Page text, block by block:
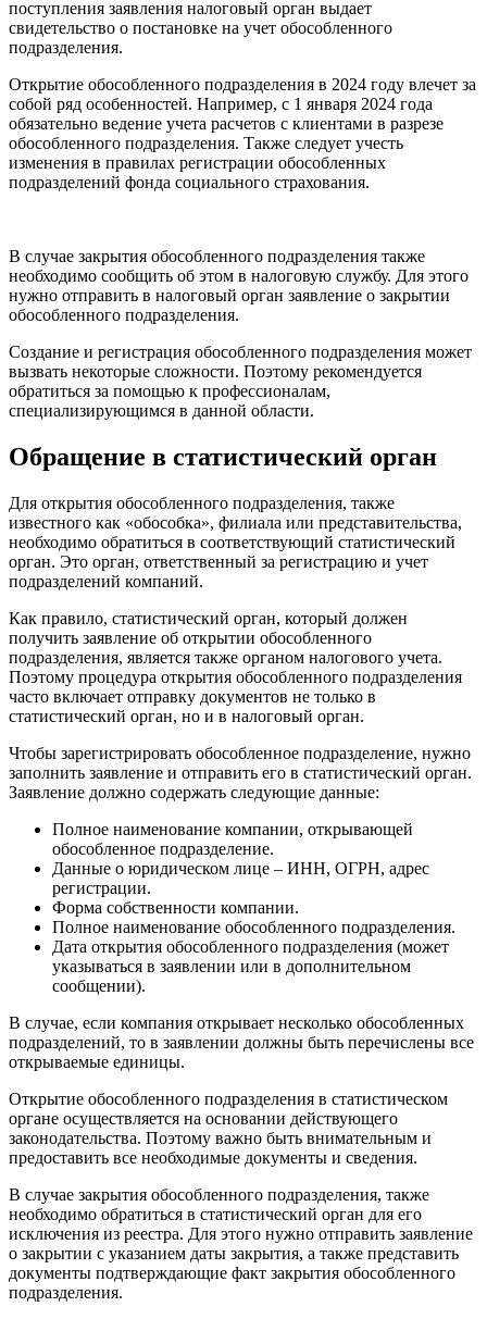
поступления заявления налоговый орган выдает
свидетельство о постановке на учет обособленного
подразделения.
Открытие обособленного подразделения в 2024 году влечет за
собой ряд особенностей. Например, с 1 января 2024 года
обязательно ведение учета расчетов с клиентами в разрезе
обособленного подразделения. Также следует учесть
изменения в правилах регистрации обособленных
подразделений фонда социального страхования.
В случае закрытия обособленного подразделения также
необходимо сообщить об этом в налоговую службу. Для этого
нужно отправить в налоговый орган заявление о закрытии
обособленного подразделения.
Создание и регистрация обособленного подразделения может
вызвать некоторые сложности. Поэтому рекомендуется
обратиться за помощью к профессионалам,
специализирующимся в данной области.
Обращение в статистический орган
Для открытия обособленного подразделения, также
известного как «обособка», филиала или представительства,
необходимо обратиться в соответствующий статистический
орган. Это орган, ответственный за регистрацию и учет
подразделений компаний.
Как правило, статистический орган, который должен
получить заявление об открытии обособленного
подразделения, является также органом налогового учета.
Поэтому процедура открытия обособленного подразделения
часто включает отправку документов не только в
статистический орган, но и в налоговый орган.
Чтобы зарегистрировать обособленное подразделение, нужно
заполнить заявление и отправить его в статистический орган.
Заявление должно содержать следующие данные:
Полное наименование компании, открывающей
обособленное подразделение.
Данные о юридическом лице – ИНН, ОГРН, адрес
регистрации.
Форма собственности компании.
Полное наименование обособленного подразделения.
Дата открытия обособленного подразделения (может
указываться в заявлении или в дополнительном
сообщении).
В случае, если компания открывает несколько обособленных
подразделений, то в заявлении должны быть перечислены все
открываемые единицы.
Открытие обособленного подразделения в статистическом
органе осуществляется на основании действующего
законодательства. Поэтому важно быть внимательным и
предоставить все необходимые документы и сведения.
В случае закрытия обособленного подразделения, также
необходимо обратиться в статистический орган для его
исключения из реестра. Для этого нужно отправить заявление
о закрытии с указанием даты закрытия, а также представить
документы подтверждающие факт закрытия обособленного
подразделения.